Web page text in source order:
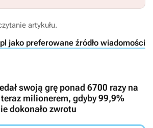
artykułu.
jako preferowane źródło wiadomości
swoją grę ponad 6700 razy na
teraz milionerem, gdyby 99,9%
dokonało zwrotu